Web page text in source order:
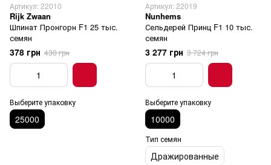
Артикул: 22010
Rijk Zwaan
Шпинат Пронгорн F1 25 тыс.
семян
378 грн 430 грн
Выберите упаковку
25000
Артикул: 22019
Nunhems
Сельдерей Принц F1 10 тыс.
семян
3 277 грн 3 724 грн
Выберите упаковку
10000
Тип семян
Дражированные